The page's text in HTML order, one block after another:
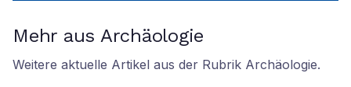
Mehr aus Archäologie
Weitere aktuelle Artikel aus der Rubrik Archäologie.